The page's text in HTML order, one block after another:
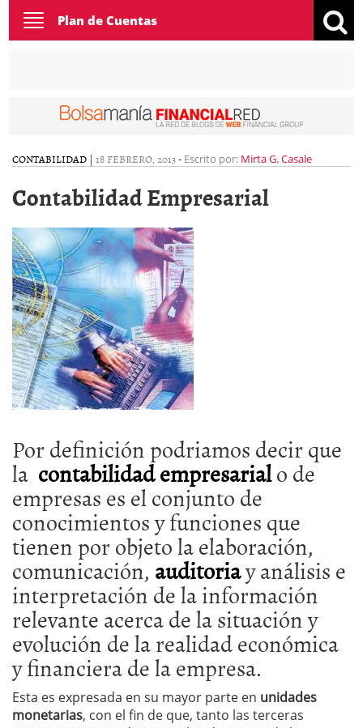
Toggle
navigation
Plan de Cuentas
CONTABILIDAD | 18 FEBRERO, 2013- Escrito por: Mirta G. Casale
Contabilidad Empresarial
Por definición podriamos decir que
la contabilidad empresarialo de
empresas es el conjunto de
conocimientos y funciones que
tienen por objeto la elaboración,
comunicación, auditoriay análisis e
interpretación de la información
relevante acerca de la situación y
evolución de la realidad económica
y financiera de la empresa.
Esta es expresada en su mayor parte en unidades
monetarias, con el fin de que, tanto las terceras